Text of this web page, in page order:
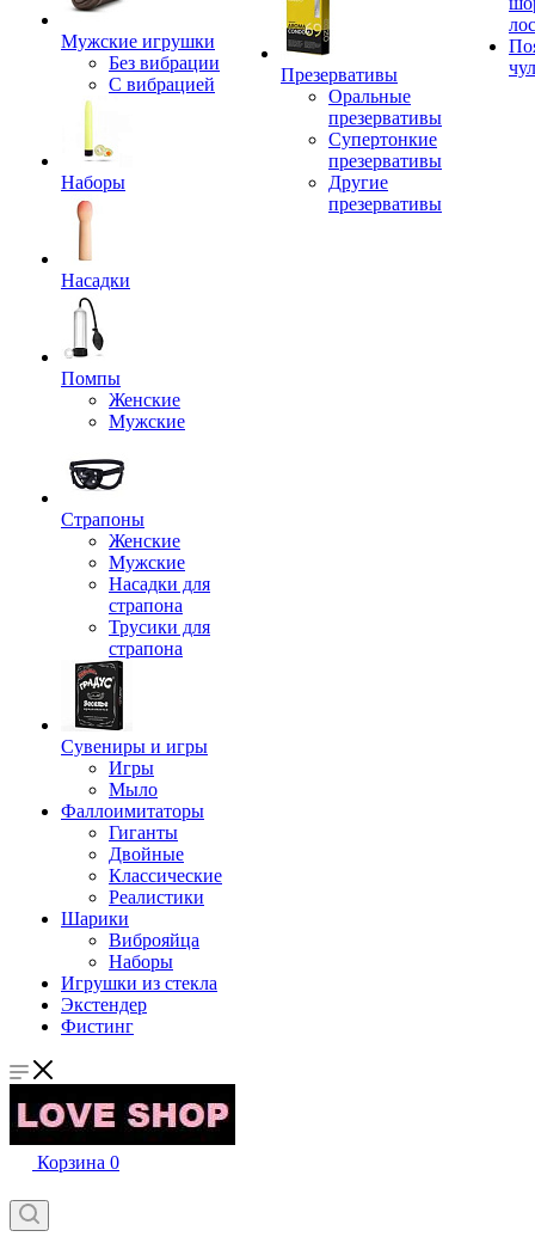
Мужские игрушки
Без вибрации
С вибрацией
Наборы
Насадки
Помпы
Женские
Мужские
Страпоны
Женские
Мужские
Насадки для
страпона
Трусики для
страпона
Сувениры и игры
Игры
Мыло
Фаллоимитаторы
Гиганты
Двойные
Классические
Реалистики
Шарики
Виброяйца
Наборы
Игрушки из стекла
Экстендер
Фистинг
Презервативы
Оральные
презервативы
Супертонкие
презервативы
Другие
презервативы
Корзина 0